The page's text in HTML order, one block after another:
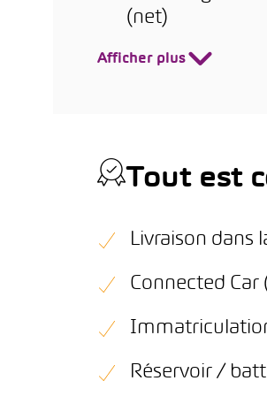
(net)
Afficher plus
Tout est
Livraison dans
Connected Car
Réservoir /